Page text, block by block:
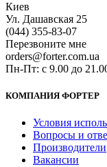
Киев
Ул. Дашавская 25
(044) 355-83-07
Перезвоните мне
orders@forter.com.ua
Пн-Пт: с 9.00 до
КОМПАНИЯ ФОРТЕР
Условия
Вопросы и
Производители
Вакансии